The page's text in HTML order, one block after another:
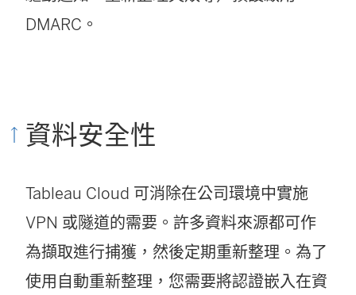
DMARC。
資料安全性
Tableau Cloud 可消除在公司環境中實施
VPN 或隧道的需要。許多資料來源都可作
為擷取進行捕獲，然後定期重新整理。為了
使用自動重新整理，您需要將認證嵌入在資